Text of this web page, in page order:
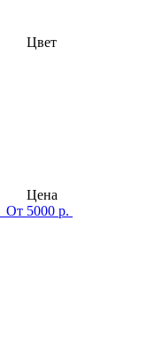
Цвет
Цена
От 5000 р.